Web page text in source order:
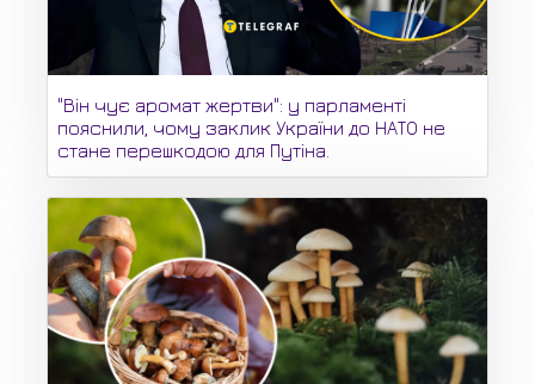
"Він чує аромат жертви": у парламенті
пояснили, чому заклик України до НАТО не
стане перешкодою для Путіна.